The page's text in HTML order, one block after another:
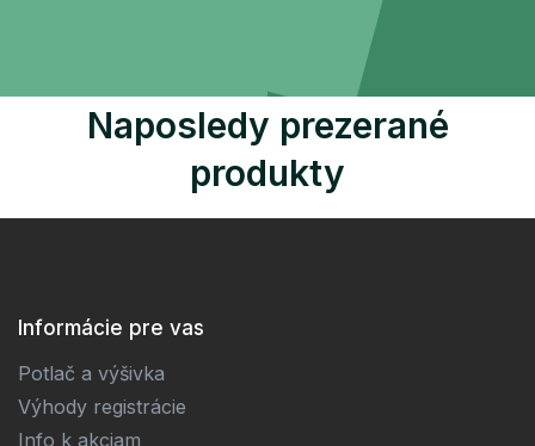
Naposledy prezerané
produkty
Informácie pre vas
Potlač a výšivka
Výhody registrácie
Info k akciam